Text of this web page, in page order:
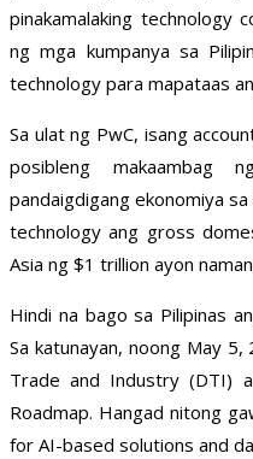
pinakamalaking technology
ng mga kumpanya sa
technology para mapataas
Sa ulat ng PwC, isang
posibleng
pandaigdigang ekonomiya
technology ang gross
Asia ng $1 trillion ayon
Hindi na bago sa Pilipinas
Sa katunayan, noong May
Trade and Industry (DTI)
Roadmap. Hangad nitong
for AI-based solutions and